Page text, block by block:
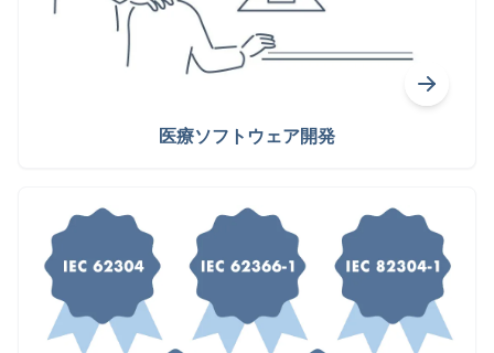
医療ソフトウェア開発